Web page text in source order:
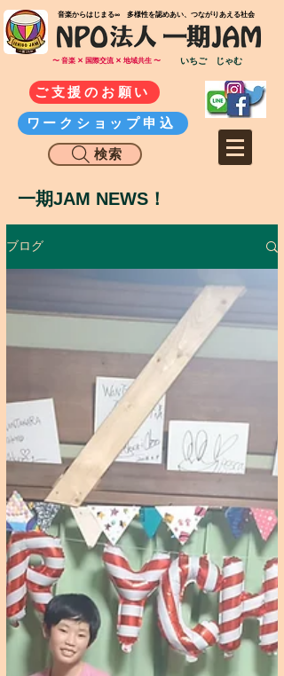
​音楽からはじまる∞ 多様性を認めあい、つながりあえる社会
〜 音楽 ✕ 国際交流 ✕ 地域共生 〜 いちご じゃむ
ご支援のお願い
ワークショップ申込
検索
一期JAM NEWS！
ブログ